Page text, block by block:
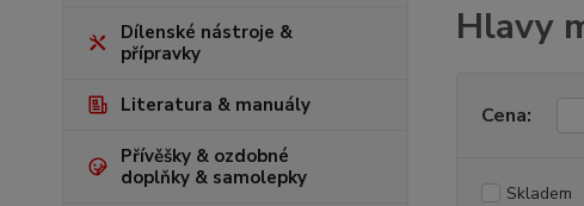
Dílenské nástroje &
přípravky
Literatura & manuály
Přívěšky & ozdobné
doplňky & samolepky
Hlavy
Cena:
Skladem